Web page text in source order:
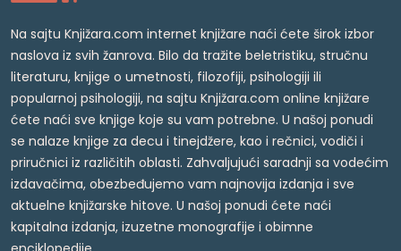
Na sajtu Knjižara.com internet knjižare naći ćete širok izbor
naslova iz svih žanrova. Bilo da tražite beletristiku, stručnu
literaturu, knjige o umetnosti, filozofiji, psihologiji ili
popularnoj psihologiji, na sajtu Knjižara.com online knjižare
ćete naći sve knjige koje su vam potrebne. U našoj ponudi
se nalaze knjige za decu i tinejdžere, kao i rečnici, vodiči i
priručnici iz različitih oblasti. Zahvaljujući saradnji sa vodećim
izdavačima, obezbeđujemo vam najnovija izdanja i sve
aktuelne knjižarske hitove. U našoj ponudi ćete naći
kapitalna izdanja, izuzetne monografije i obimne